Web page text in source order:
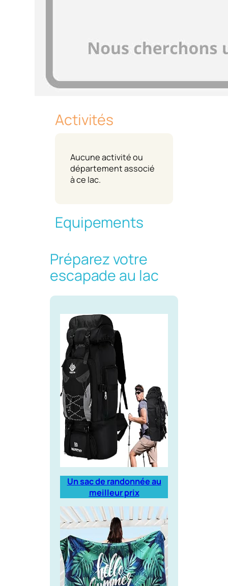
Activités
Aucune activité ou
département associé
à ce lac.
Equipements
Préparez votre
escapade au lac
Un sac de randonnée au
meilleur prix